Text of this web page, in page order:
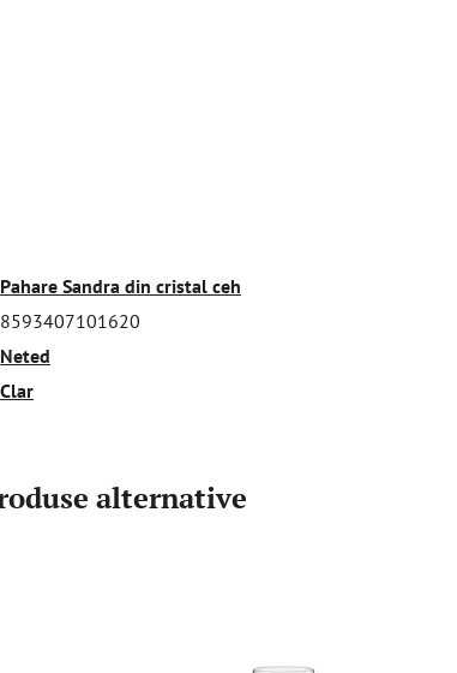
Pahare Sandra din cristal ceh
8593407101620
Neted
Clar
alternative